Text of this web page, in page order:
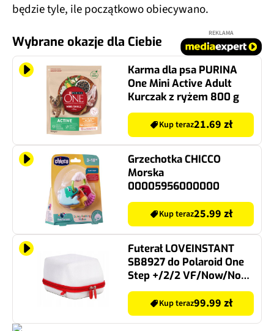
będzie tyle, ile początkowo obiecywano.
Wybrane okazje dla Ciebie
REKLAMA
Karma dla psa PURINA
One Mini Active Adult
Kurczak z ryżem 800 g
Kup teraz21.69 zł
Grzechotka CHICCO
Morska
00005956000000
Kup teraz25.99 zł
Futerał LOVEINSTANT
SB8927 do Polaroid One
Step +/2/2 VF/Now/Now
+ Biało-czerwony
Kup teraz99.99 zł